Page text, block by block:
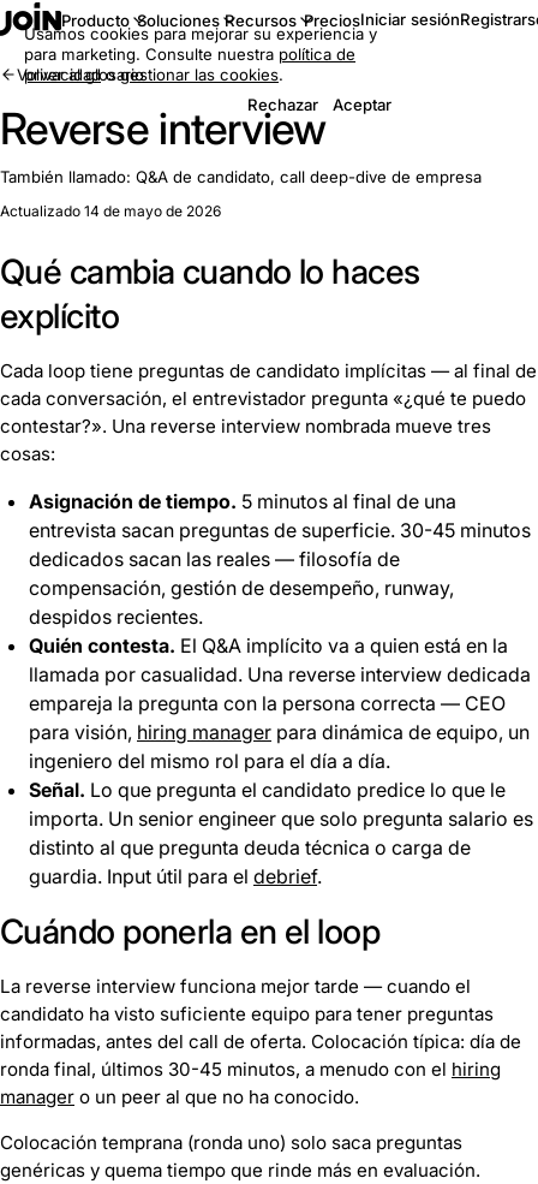
Producto Soluciones Recursos PreciosIniciar sesión
Volver al glosario
Reverse interview
También llamado: Q&A de candidato, call deep-dive de empresa
Actualizado 14 de mayo de 2026
Qué cambia cuando lo haces
explícito
Cada loop tiene preguntas de candidato implícitas — al final de
cada conversación, el entrevistador pregunta «¿qué te puedo
contestar?». Una reverse interview nombrada mueve tres
cosas:
Asignación de tiempo. 5 minutos al final de una
entrevista sacan preguntas de superficie. 30-45 minutos
dedicados sacan las reales — filosofía de
compensación, gestión de desempeño, runway,
despidos recientes.
Quién contesta. El Q&A implícito va a quien está en la
llamada por casualidad. Una reverse interview dedicada
empareja la pregunta con la persona correcta — CEO
para visión, hiring manager para dinámica de equipo, un
ingeniero del mismo rol para el día a día.
Señal. Lo que pregunta el candidato predice lo que le
importa. Un senior engineer que solo pregunta salario es
distinto al que pregunta deuda técnica o carga de
guardia. Input útil para el debrief.
Cuándo ponerla en el loop
La reverse interview funciona mejor tarde — cuando el
candidato ha visto suficiente equipo para tener preguntas
informadas, antes del call de oferta. Colocación típica: día de
ronda final, últimos 30-45 minutos, a menudo con el hiring
manager o un peer al que no ha conocido.
Colocación temprana (ronda uno) solo saca preguntas
genéricas y quema tiempo que rinde más en evaluación.
Usamos cookies para mejorar su experiencia y
para marketing. Consulte nuestra política de
privacidadogestionar las cookies.
Rechazar
Aceptar